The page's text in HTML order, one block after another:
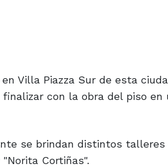
Villa Piazza Sur de esta
con la obra del piso
se brindan distintos
Cortiñas".